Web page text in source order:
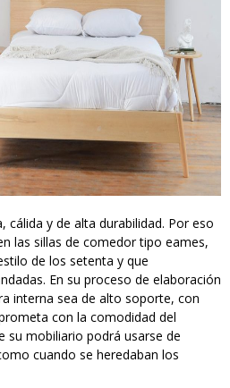
cálida y de alta durabilidad. Por eso
las sillas de comedor tipo eames,
de los setenta y que
En su proceso de elaboración
interna sea de alto soporte, con
con la comodidad del
su mobiliario podrá usarse de
cuando se heredaban los